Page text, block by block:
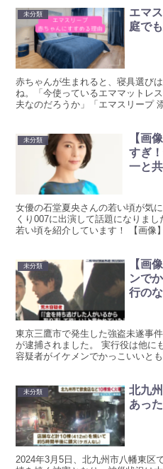
未分類
エマ
庭で
赤ちゃんが生まれると、寝具選び
ね。「今使っているエママットレ
夫なのだろうか」「エマスリープ
未分類
【画
すぎ
一と
女優の石堂夏央さんの若い頃が気
くり007に出演して話題になりま
若い頃を紹介しています！ 【画像
未分類
【画
ンで
行の
東京三鷹市で発生した強盗未遂事
が逮捕されました。 実行役は他に
容疑者がイケメンでかっこいいと
未分類
北九
あっ
2024年3月5日、北九州市八幡東区